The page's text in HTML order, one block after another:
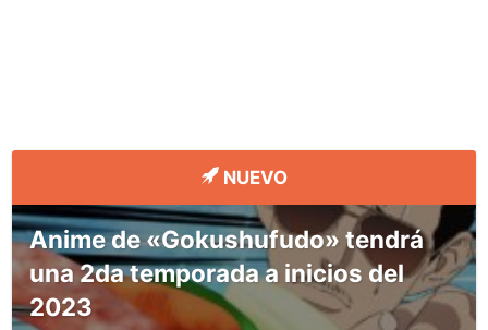
NUEVO
Anime de «Gokushufudo» tendrá
una 2da temporada a inicios del
2023